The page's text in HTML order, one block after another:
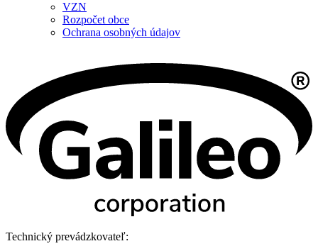
VZN
Rozpočet obce
Ochrana osobných údajov
Technický prevádzkovateľ: